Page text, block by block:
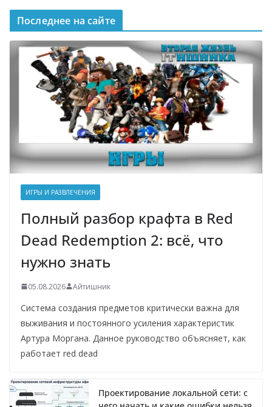
Последнее на сайте
ИГРЫ И РАЗВЛЕЧЕНИЯ
Полный разбор крафта в Red
Dead Redemption 2: всё, что
нужно знать
05.08.2026 Айтишник
Система создания предметов критически важна для
выживания и постоянного усиления характеристик
Артура Моргана. Данное руководство объясняет, как
работает red dead
Проектирование локальной сети: с